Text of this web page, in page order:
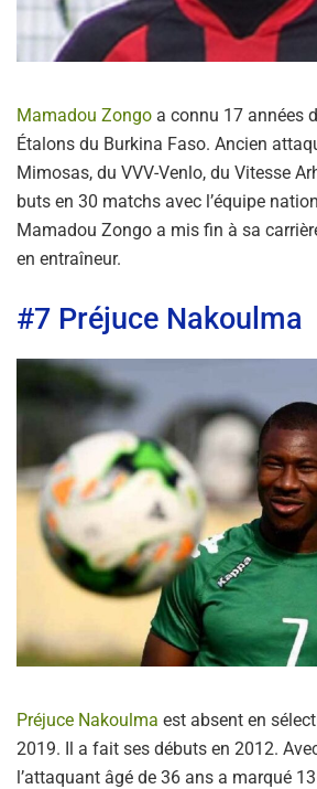
Mamadou Zongo a connu 17 années
Étalons du Burkina Faso. Ancien
Mimosas, du VVV-Venlo, du Vitesse
buts en 30 matchs avec l’équipe
Mamadou Zongo a mis fin à sa
en entraîneur.
#7 Préjuce Nakoulma
Préjuce Nakoulma est absent en
2019. Il a fait ses débuts en 2012.
l’attaquant âgé de 36 ans a marqué